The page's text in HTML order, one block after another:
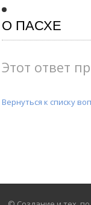
О ПАСХЕ
Этот ответ
Вернуться к списку